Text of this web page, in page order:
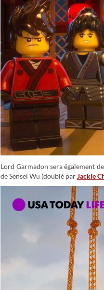
Lord Garmadon sera également
de Sensei Wu (doublé parJackie